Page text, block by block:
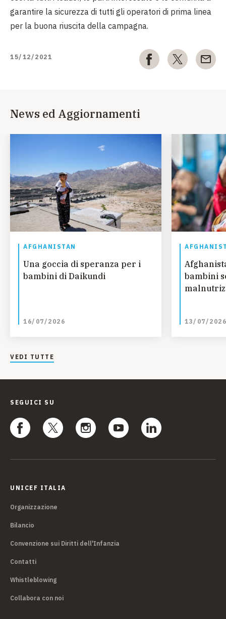
garantire la sicurezza di tutti gli operatori di prima linea
per la buona riuscita della campagna.
15/12/2021
News ed Aggiornamenti
AFGHANISTAN
Una goccia di speranza per i
bambini di Daikundi
16/07/2026
bambini
13/07/2026
VEDI TUTTE
SEGUICI SU
UNICEF ITALIA
Organizzazione
Bilancio
Convenzione sui Diritti dell'Infanzia
Contatti
Whistleblowing
Collabora con noi